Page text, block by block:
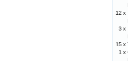
12 x
3 x
15 x
1 x